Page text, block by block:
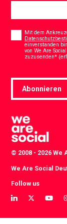
Consent
Mit dem
einverstanden
von We Are
zuzusenden*
Abonnieren
© 2008 - 2026 We
We Are Social
Follow us
View
LinkedIn
View
Twitter
View